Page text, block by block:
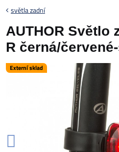
Externí sklad
světla zadní
AUTHOR Světlo
R černá/